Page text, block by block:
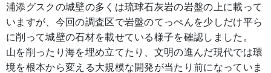
浦添グスクの城壁の多くは琉球石灰岩の岩盤の上に載って
いますが、今回の調査区で岩盤のてっぺんを少しだけ平ら
に削って城壁の石材を載せている様子を確認しました。
山を削ったり海を埋め立てたり、文明の進んだ現代では環
境を根本から変える大規模な開発が当たり前になっていま